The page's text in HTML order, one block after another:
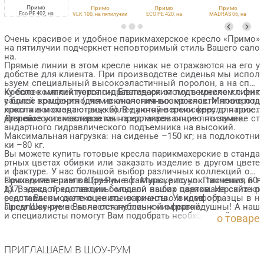
Примо
Eco PE 402, на
Примо
VLK 100, на пятилучии
Примо
ECO PE 420, на
Примо
MADRAS 06, на
Очень красивое и удобное парикмахерское кресло «Примо»
на пятилучии подчеркнет неповторимый стиль Вашего сало
на.
Прямые линии в этом кресле никак не отражаются на его у
добстве для клиента. При производстве сиденья мы испол
ьзуем специальный высокоэластичный поролон, а на спин
ку более мягкий поролон. Благодаря этому в кресле клиент
у более комфортно, чем в аналогичных креслах. Мягкие под
локотники создают еще более уютную атмосферу для посет
ителей.
Кресло комплектуется гидравлическим подъемником с фик
сацией вращения (для исключения возможности поворота
кресла в момент стрижки). В данной версии кресло парикм
ахерское устанавливается на хромированное пятилучие.
Для высоких мастеров мы предлагаем опцию по замене ст
андартного гидравлического подъемника на высокий.
Максимальная нагрузка: на сиденье –150 кг; на подлокотни
ки –80 кг.
Вы можете купить готовые кресла парикмахерские в станда
ртных цветах обивки или заказать изделие в другом цвете
и фактуре. У нас большой выбор различных коллекций оби
вочных материалов (разные фактуры, рисунок тиснения и т
д). В каждой коллекции большой выбор цветов. На сайте п
редставлены далеко не все варианты. Увидев образцы в н
ашем Шоу-руме Вы не останетесь к ним равнодушны! А наш
и специалисты помогут Вам подобрать необходимый цвет и
Приходите к нам в Шоу-Рум в г. Минске по ул. Панченко, 60-
137, здесь представлены модели наших парикмахерских кр
есел и Вы сможете оценить их качество и комфорт.
Предложение не является публичной офертой.
о товаре
ПРИГЛАШАЕМ В ШОУ-РУМ